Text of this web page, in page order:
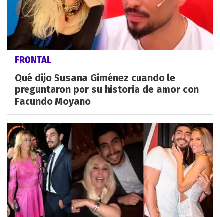
FRONTAL
Qué dijo Susana Giménez cuando le
preguntaron por su historia de amor con
Facundo Moyano